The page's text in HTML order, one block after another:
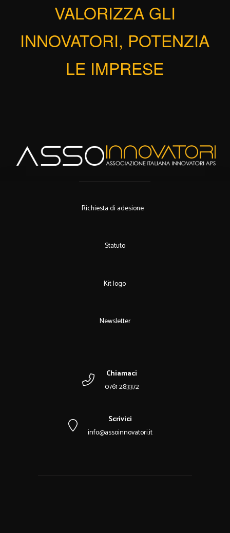
VALORIZZA GLI
INNOVATORI, POTENZIA
LE IMPRESE
Richiesta di adesione
Statuto
Kit logo
Newsletter
Chiamaci
0761 283372
Scrivici
info@assoinnovatori.it